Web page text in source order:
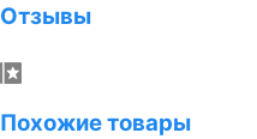
Отзывы
Похожие товары